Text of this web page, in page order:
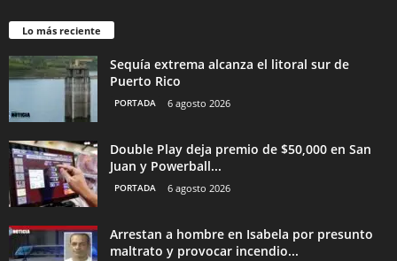
Lo más reciente
Sequía extrema alcanza el litoral sur de
Puerto Rico
PORTADA 6 agosto 2026
Double Play deja premio de $50,000 en San
Juan y Powerball...
PORTADA 6 agosto 2026
Arrestan a hombre en Isabela por presunto
maltrato y provocar incendio...